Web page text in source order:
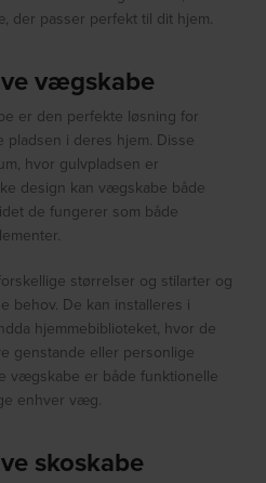
der passer perfekt til dit hjem.
vægskabe
er den perfekte løsning for
pladsen i deres hjem. Disse
hvor gulvpladsen er
design kan vægskabe både
de fungerer som både
størrelser og stilarter og
behov. De kan installeres i
hjemmebiblioteket, hvor de
genstande eller personlige
vægskabe er både funktionelle
enhver væg.
skoskabe